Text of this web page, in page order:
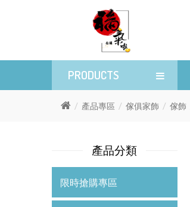
PRODUCTS
產品專區 傢俱家飾 傢飾
產品分類
限時搶購專區